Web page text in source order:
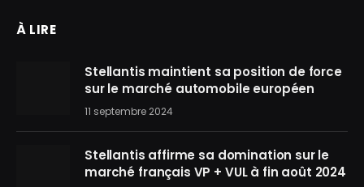
À LIRE
Stellantis maintient sa position de force
sur le marché automobile européen
11 septembre 2024
Stellantis affirme sa domination sur le
marché français VP + VUL à fin août 2024